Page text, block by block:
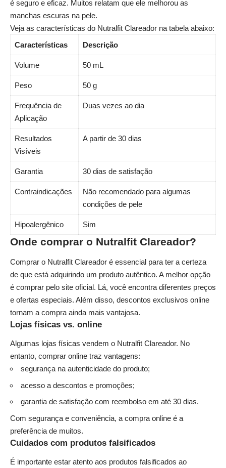
é seguro e eficaz. Muitos relatam que ele melhorou as
manchas escuras na pele.
Veja as características do Nutralfit Clareador na tabela abaixo:
Características
Descrição
Volume 50 mL
Peso 50 g
Frequência de
Aplicação
Duas vezes ao dia
Resultados
Visíveis
A partir de 30 dias
Garantia 30 dias de satisfação
Contraindicações
Não recomendado para algumas
condições de pele
Hipoalergênico Sim
Onde comprar o Nutralfit Clareador?
Comprar o Nutralfit Clareador é essencial para ter a certeza
de que está adquirindo um produto autêntico. A melhor opção
é comprar pelo site oficial. Lá, você encontra diferentes preços
e ofertas especiais. Além disso, descontos exclusivos online
tornam a compra ainda mais vantajosa.
Lojas físicas vs. online
Algumas lojas físicas vendem o Nutralfit Clareador. No
entanto, comprar online traz vantagens:
segurança na autenticidade do produto;
acesso a descontos e promoções;
garantia de satisfação com reembolso em até 30 dias.
Com segurança e conveniência, a compra online é a
preferência de muitos.
Cuidados com produtos falsificados
É importante estar atento aos produtos falsificados ao